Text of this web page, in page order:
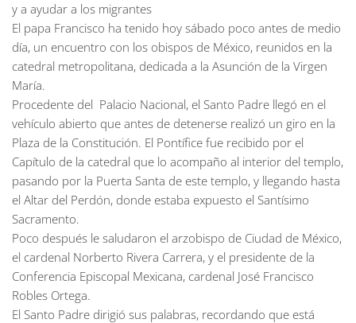
y a ayudar a los migrantes
El papa Francisco ha tenido hoy sábado poco antes de medio
día, un encuentro con los obispos de México, reunidos en la
catedral metropolitana, dedicada a la Asunción de la Virgen
María.
Procedente del Palacio Nacional, el Santo Padre llegó en el
vehículo abierto que antes de detenerse realizó un giro en la
Plaza de la Constitución. El Pontífice fue recibido por el
Capítulo de la catedral que lo acompaño al interior del templo,
pasando por la Puerta Santa de este templo, y llegando hasta
el Altar del Perdón, donde estaba expuesto el Santísimo
Sacramento.
Poco después le saludaron el arzobispo de Ciudad de México,
el cardenal Norberto Rivera Carrera, y el presidente de la
Conferencia Episcopal Mexicana, cardenal José Francisco
Robles Ortega.
El Santo Padre dirigió sus palabras, recordando que está